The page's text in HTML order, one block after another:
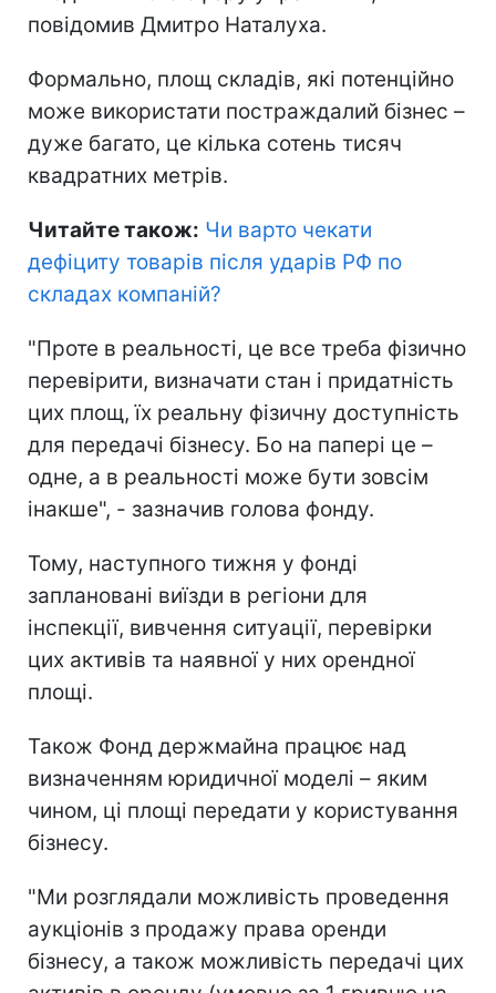
повідомив Дмитро Наталуха.
Формально, площ складів, які потенційно
може використати постраждалий бізнес –
дуже багато, це кілька сотень тисяч
квадратних метрів.
Читайте також: Чи варто чекати
дефіциту товарів після ударів РФ по
складах компаній?
"Проте в реальності, це все треба фізично
перевірити, визначати стан і придатність
цих площ, їх реальну фізичну доступність
для передачі бізнесу. Бо на папері це –
одне, а в реальності може бути зовсім
інакше", - зазначив голова фонду.
Тому, наступного тижня у фонді
заплановані виїзди в регіони для
інспекції, вивчення ситуації, перевірки
цих активів та наявної у них орендної
площі.
Також Фонд держмайна працює над
визначенням юридичної моделі – яким
чином, ці площі передати у користування
бізнесу.
"Ми розглядали можливість проведення
аукціонів з продажу права оренди
бізнесу, а також можливість передачі цих